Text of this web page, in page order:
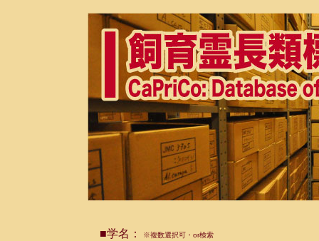
■学名： ※複数選択可・or検索